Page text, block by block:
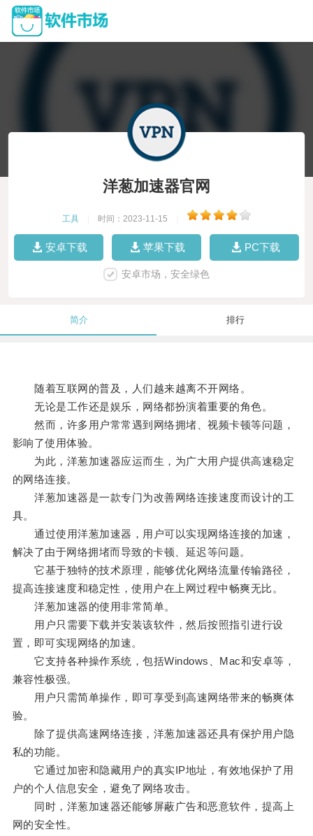
洋葱加速器官网
工具 时间：2023-11-15
安卓下载 苹果下载 PC下载
安卓市场，安全绿色
简介 排行
随着互联网的普及，人们越来越离不开网络。
无论是工作还是娱乐，网络都扮演着重要的角色。
然而，许多用户常常遇到网络拥堵、视频卡顿等问题，
影响了使用体验。
为此，洋葱加速器应运而生，为广大用户提供高速稳定
的网络连接。
洋葱加速器是一款专门为改善网络连接速度而设计的工
具。
通过使用洋葱加速器，用户可以实现网络连接的加速，
解决了由于网络拥堵而导致的卡顿、延迟等问题。
它基于独特的技术原理，能够优化网络流量传输路径，
提高连接速度和稳定性，使用户在上网过程中畅爽无比。
洋葱加速器的使用非常简单。
用户只需要下载并安装该软件，然后按照指引进行设
置，即可实现网络的加速。
它支持各种操作系统，包括Windows、Mac和安卓等，
兼容性极强。
用户只需简单操作，即可享受到高速网络带来的畅爽体
验。
除了提供高速网络连接，洋葱加速器还具有保护用户隐
私的功能。
它通过加密和隐藏用户的真实IP地址，有效地保护了用
户的个人信息安全，避免了网络攻击。
同时，洋葱加速器还能够屏蔽广告和恶意软件，提高上
网的安全性。